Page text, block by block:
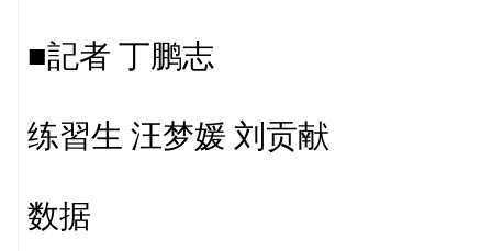
■記者 丁鹏志
练習生 汪梦媛 刘贡献
数据